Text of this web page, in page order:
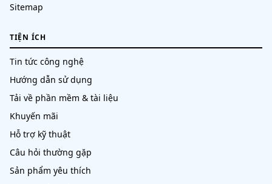
Sitemap
TIỆN ÍCH
Tin tức công nghệ
Hướng dẫn sử dụng
Tải về phần mềm & tài liệu
Khuyến mãi
Hỗ trợ kỹ thuật
Câu hỏi thường gặp
Sản phẩm yêu thích